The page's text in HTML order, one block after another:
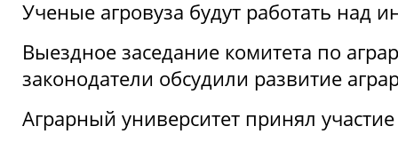
Ученые агровуза будут работать над
Выездное заседание комитета по
законодатели обсудили развитие
Аграрный университет принял